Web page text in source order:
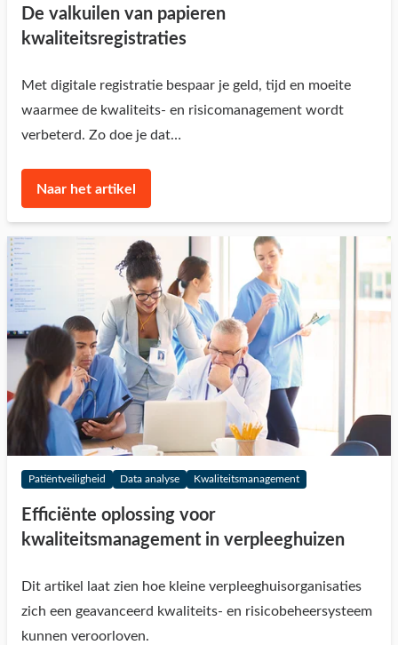
De valkuilen van papieren
kwaliteitsregistraties
Met digitale registratie bespaar je geld, tijd en moeite
waarmee de kwaliteits- en risicomanagement wordt
verbeterd. Zo doe je dat…
Naar het artikel
Patiëntveiligheid Data analyse Kwaliteitsmanagement
Efficiënte oplossing voor
kwaliteitsmanagement in verpleeghuizen
Dit artikel laat zien hoe kleine verpleeghuisorganisaties
zich een geavanceerd kwaliteits- en risicobeheersysteem
kunnen veroorloven.